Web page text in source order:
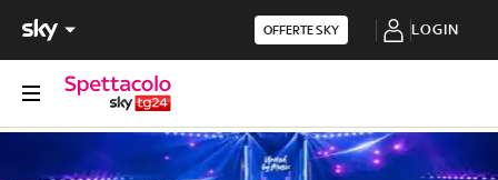
OFFERTE SKY LOGIN